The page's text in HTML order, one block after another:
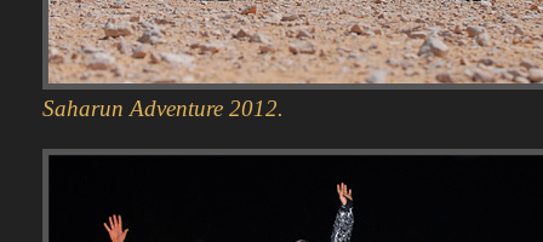
Saharun Adventure 2012.